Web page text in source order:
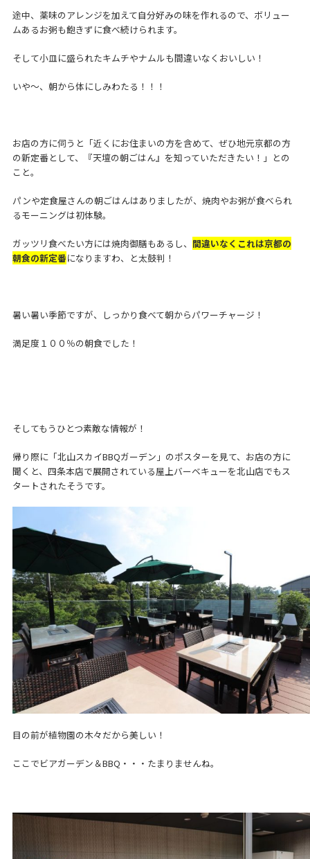
途中、薬味のアレンジを加えて自分好みの味を作れるので、ボリュー
ムあるお粥も飽きずに食べ続けられます。
そして小皿に盛られたキムチやナムルも間違いなくおいしい！
いや～、朝から体にしみわたる！！！
お店の方に伺うと「近くにお住まいの方を含めて、ぜひ地元京都の方
の新定番として、『天壇の朝ごはん』を知っていただきたい！」との
こと。
パンや定食屋さんの朝ごはんはありましたが、焼肉やお粥が食べられ
るモーニングは初体験。
ガッツリ食べたい方には焼肉御膳もあるし、 間違いなくこれは京都の
朝食の新定番になりますわ、と太鼓判！
暑い暑い季節ですが、しっかり食べて朝からパワーチャージ！
満足度１００％の朝食でした！
そしてもうひとつ素敵な情報が！
帰り際に「北山スカイBBQガーデン」のポスターを見て、お店の方に
聞くと、四条本店で展開されている屋上バーベキューを北山店でもス
タートされたそうです。
目の前が植物園の木々だから美しい！
ここでビアガーデン＆BBQ・・・たまりませんね。